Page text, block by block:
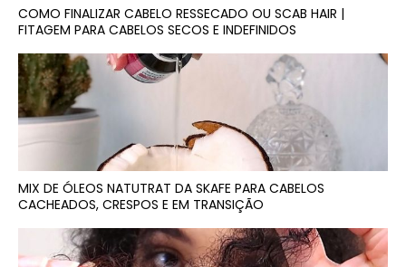
COMO FINALIZAR CABELO RESSECADO OU SCAB HAIR |
FITAGEM PARA CABELOS SECOS E INDEFINIDOS
MIX DE ÓLEOS NATUTRAT DA SKAFE PARA CABELOS
CACHEADOS, CRESPOS E EM TRANSIÇÃO